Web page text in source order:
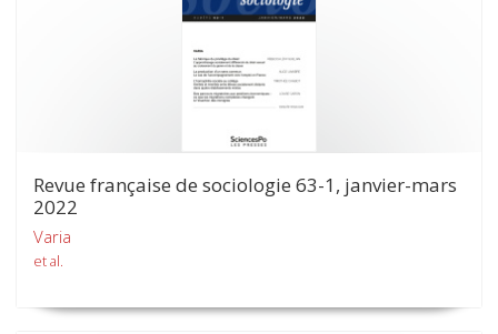
Revue française de sociologie 63-1, janvier-mars
2022
Varia
et al.